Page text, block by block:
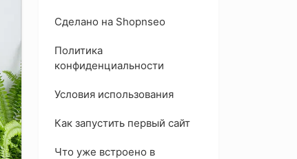
Сделано на Shopnseo
Политика
конфиденциальности
Условия использования
Как запустить первый сайт
Что уже встроено в